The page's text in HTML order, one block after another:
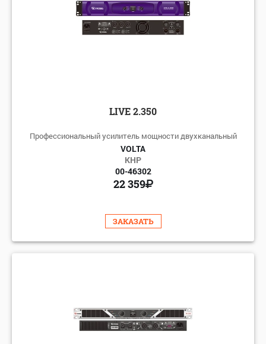
LIVE 2.350
Профессиональный усилитель мощности двухканальный
VOLTA
КНР
00-46302
22 359
ЗАКАЗАТЬ